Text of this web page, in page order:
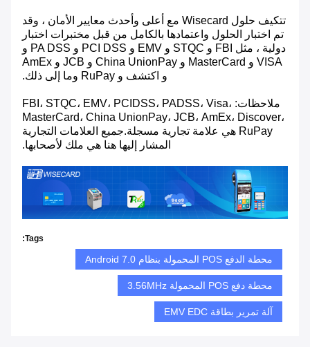
تتكيف حلول Wisecard مع أعلى وأحدث معايير الأمان ، وقد
تم اختبار الحلول واعتمادها بالكامل من قبل مختبرات اختبار
دولية ، مثل FBI و STQC و EMV و PCI DSS و PA DSS و
VISA و MasterCard و China UnionPay و JCB و AmEx
و اكتشف و RuPay وما إلى ذلك.
ملاحظات: FBI، STQC، EMV، PCIDSS، PADSS، Visa،
MasterCard، China UnionPay، JCB، AmEx، Discover،
RuPay هي علامة تجارية مسجلة.جميع العلامات التجارية
المشار إليها هنا هي ملك لأصحابها.
Tags:
محطة الدفع POS المحمولة بنظام Android 7.0
محطة دفع POS المحمولة 3.56MHz
آلة تمرير بطاقة EMV EDC